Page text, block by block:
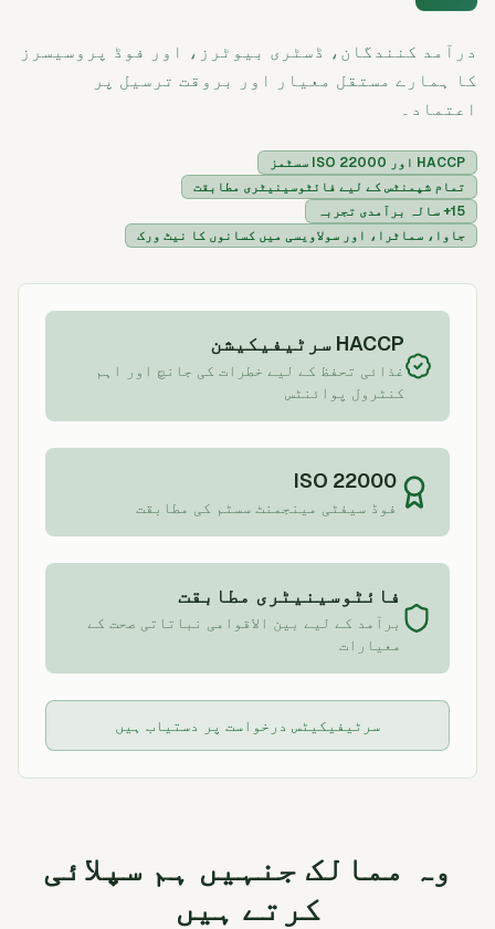
HACCP سرٹیفیکیشن
غذائی تحفظ کے لیے خطرات کی جانچ اور اہم
کنٹرول پوائنٹس
ISO 22000
فوڈ سیفٹی مینجمنٹ سسٹم کی مطابقت
فائٹوسینیٹری مطابقت
برآمد کے لیے بین الاقوامی نباتاتی صحت کے
معیارات
سرٹیفیکیٹس درخواست پر دستیاب ہیں
درآمد کنندگان، ڈسٹری بیوٹرز، اور فوڈ پروسیسرز
کا ہمارے مستقل معیار اور بروقت ترسیل پر
اعتماد۔
HACCP اور ISO 22000 سسٹمز
تمام شپمنٹس کے لیے فائٹوسینیٹری مطابقت
15+ سالہ برآمدی تجربہ
جاوا، سماٹرا، اور سولاویسی میں کسانوں کا نیٹ ورک
وہ ممالک جنہیں ہم سپلائی
کرتے ہیں